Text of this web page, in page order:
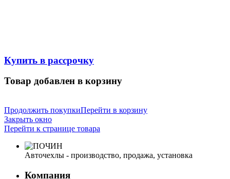
Купить в рассрочку
Товар добавлен в корзину
Продолжить покупкиПерейти в корзину
Закрыть окно
Перейти к странице товара
Авточехлы - производство, продажа, установка
Компания